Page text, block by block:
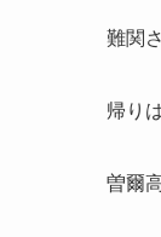
難関
帰り
曽爾